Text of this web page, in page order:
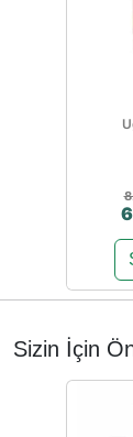
Sizin İçin